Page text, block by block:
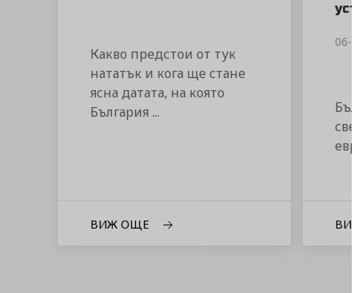
Какво предстои от тук
нататък и кога ще стане
ясна датата, на която
България ...
ВИЖ ОЩЕ
06-